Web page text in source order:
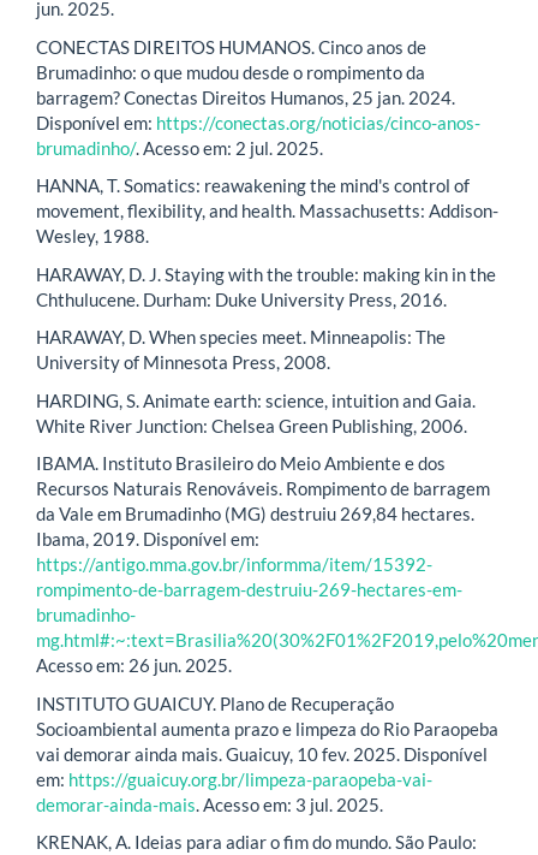
jun. 2025.
CONECTAS DIREITOS HUMANOS. Cinco anos de
Brumadinho: o que mudou desde o rompimento da
barragem? Conectas Direitos Humanos, 25 jan. 2024.
Disponível em: https://conectas.org/noticias/cinco-anos-
brumadinho/. Acesso em: 2 jul. 2025.
HANNA, T. Somatics: reawakening the mind's control of
movement, flexibility, and health. Massachusetts: Addison-
Wesley, 1988.
HARAWAY, D. J. Staying with the trouble: making kin in the
Chthulucene. Durham: Duke University Press, 2016.
HARAWAY, D. When species meet. Minneapolis: The
University of Minnesota Press, 2008.
HARDING, S. Animate earth: science, intuition and Gaia.
White River Junction: Chelsea Green Publishing, 2006.
IBAMA. Instituto Brasileiro do Meio Ambiente e dos
Recursos Naturais Renováveis. Rompimento de barragem
da Vale em Brumadinho (MG) destruiu 269,84 hectares.
Ibama, 2019. Disponível em:
https://antigo.mma.gov.br/informma/item/15392-
rompimento-de-barragem-destruiu-269-hectares-em-
brumadinho-
Acesso em: 26 jun. 2025.
INSTITUTO GUAICUY. Plano de Recuperação
Socioambiental aumenta prazo e limpeza do Rio Paraopeba
vai demorar ainda mais. Guaicuy, 10 fev. 2025. Disponível
em: https://guaicuy.org.br/limpeza-paraopeba-vai-
demorar-ainda-mais . Acesso em: 3 jul. 2025.
KRENAK, A. Ideias para adiar o fim do mundo. São Paulo: